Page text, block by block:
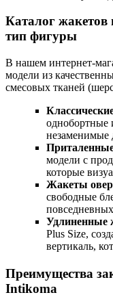
Каталог жакетов
тип фигуры
В нашем интернет-
модели из
смесовых тканей
однобортные
незаменимые
модели с
которые
Жакеты
свободные
Удлиненные
Plus Size,
вертикаль,
Преимущества
Intikoma